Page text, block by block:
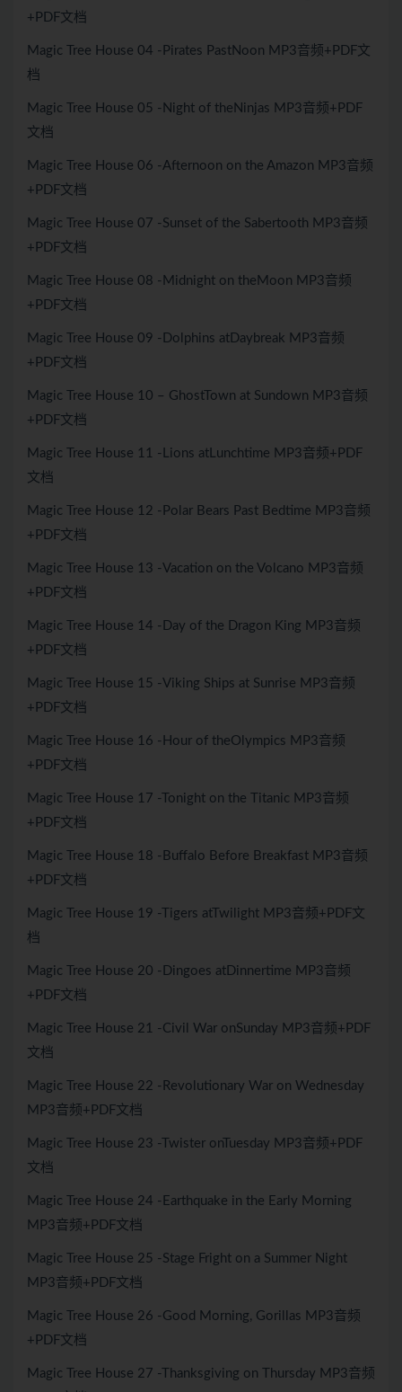
+PDF文档
Magic Tree House 04 -Pirates PastNoon MP3音频+PDF文
档
Magic Tree House 05 -Night of theNinjas MP3音频+PDF
文档
Magic Tree House 06 -Afternoon on the Amazon MP3音频
+PDF文档
Magic Tree House 07 -Sunset of the Sabertooth MP3音频
+PDF文档
Magic Tree House 08 -Midnight on theMoon MP3音频
+PDF文档
Magic Tree House 09 -Dolphins atDaybreak MP3音频
+PDF文档
Magic Tree House 10 – GhostTown at Sundown MP3音频
+PDF文档
Magic Tree House 11 -Lions atLunchtime MP3音频+PDF
文档
Magic Tree House 12 -Polar Bears Past Bedtime MP3音频
+PDF文档
Magic Tree House 13 -Vacation on the Volcano MP3音频
+PDF文档
Magic Tree House 14 -Day of the Dragon King MP3音频
+PDF文档
Magic Tree House 15 -Viking Ships at Sunrise MP3音频
+PDF文档
Magic Tree House 16 -Hour of theOlympics MP3音频
+PDF文档
Magic Tree House 17 -Tonight on the Titanic MP3音频
+PDF文档
Magic Tree House 18 -Buffalo Before Breakfast MP3音频
+PDF文档
Magic Tree House 19 -Tigers atTwilight MP3音频+PDF文
档
Magic Tree House 20 -Dingoes atDinnertime MP3音频
+PDF文档
Magic Tree House 21 -Civil War onSunday MP3音频+PDF
文档
Magic Tree House 22 -Revolutionary War on Wednesday
MP3音频+PDF文档
Magic Tree House 23 -Twister onTuesday MP3音频+PDF
文档
Magic Tree House 24 -Earthquake in the Early Morning
MP3音频+PDF文档
Magic Tree House 25 -Stage Fright on a Summer Night
MP3音频+PDF文档
Magic Tree House 26 -Good Morning, Gorillas MP3音频
+PDF文档
Magic Tree House 27 -Thanksgiving on Thursday MP3音频